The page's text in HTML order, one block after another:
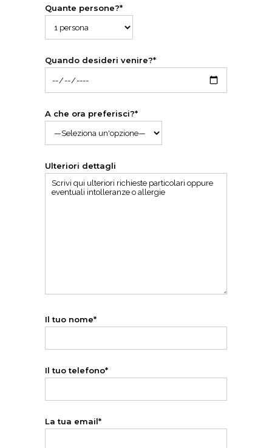
Quante persone?*
Quando desideri venire?*
A che ora preferisci?*
Ulteriori dettagli
Il tuo nome*
Il tuo telefono*
La tua email*